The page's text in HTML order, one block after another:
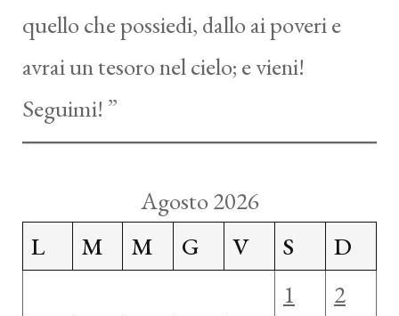
quello che possiedi, dallo ai poveri e
avrai un tesoro nel cielo; e vieni!
Seguimi! ”
Agosto 2026
L
M M G V S
D
1
2